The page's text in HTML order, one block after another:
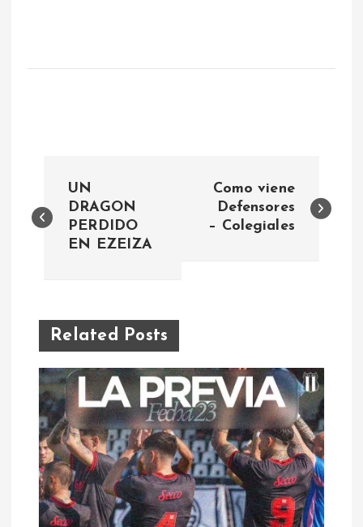
a
a
c
ó
UN
DRAGON
PERDIDO
EN EZEIZA
Como viene
Defensores
– Colegiales
Related Posts